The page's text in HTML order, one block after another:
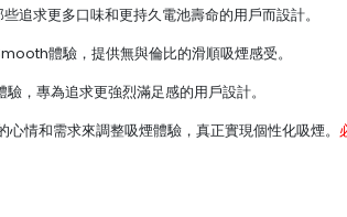
求更多口味和更持久電池壽命的用戶而設計。
體驗，提供無與倫比的滑順吸煙感受。
，專為追求更強烈滿足感的用戶設計。
情和需求來調整吸煙體驗，真正實現個性化吸煙。